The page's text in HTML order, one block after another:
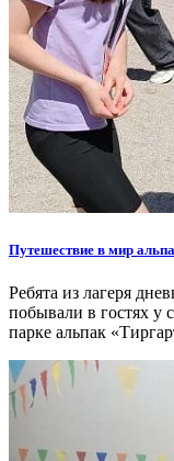
Путешествие в мир
Ребята из лагеря
побывали в гостях
парке альпак